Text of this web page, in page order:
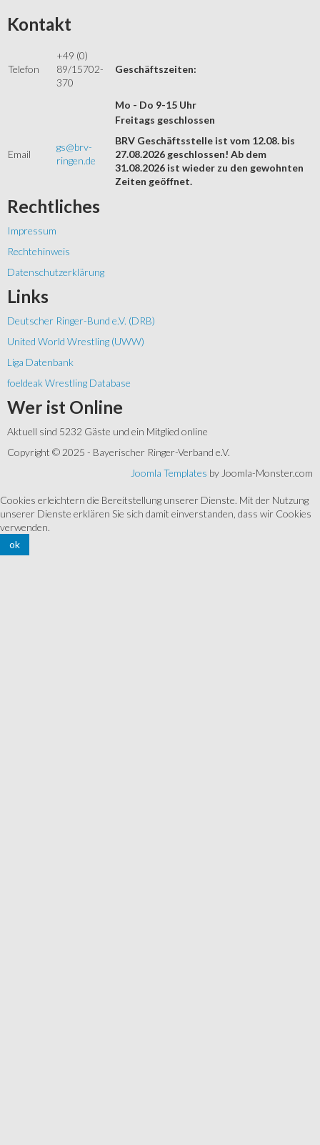
Kontakt
Telefon
+49 (0)
89/15702-
370
Geschäftszeiten:
Mo - Do 9-15 Uhr
Email
gs@brv-
ringen.de
Freitags geschlossen
BRV Geschäftsstelle ist vom 12.08. bis
27.08.2026 geschlossen! Ab dem
31.08.2026 ist wieder zu den gewohnten
Zeiten geöffnet.
Rechtliches
Impressum
Rechtehinweis
Datenschutzerklärung
Links
Deutscher Ringer-Bund e.V. (DRB)
United World Wrestling (UWW)
Liga Datenbank
foeldeak Wrestling Database
Wer ist Online
Aktuell sind 5232 Gäste und ein Mitglied online
Copyright © 2025 - Bayerischer Ringer-Verband e.V.
Joomla Templates by Joomla-Monster.com
Cookies erleichtern die Bereitstellung unserer Dienste. Mit der Nutzung
unserer Dienste erklären Sie sich damit einverstanden, dass wir Cookies
verwenden.
ok